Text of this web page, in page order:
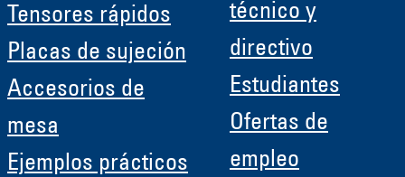
Tensores rápidos
Placas de sujeción
Accesorios de
mesa
Ejemplos prácticos
técnico y
directivo
Estudiantes
Ofertas de
empleo